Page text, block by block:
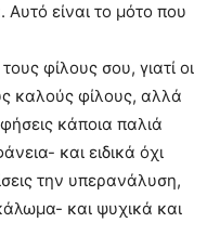
είναι το μότο που
φίλους σου, γιατί οι
καλούς φίλους, αλλά
κάποια παλιά
και ειδικά όχι
την υπερανάλυση,
και ψυχικά και